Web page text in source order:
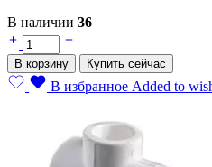
В наличии 36
Тройник
32*25*20
PPRС
MeerPlast
В корзину Купить сейчас
В избранное Added to